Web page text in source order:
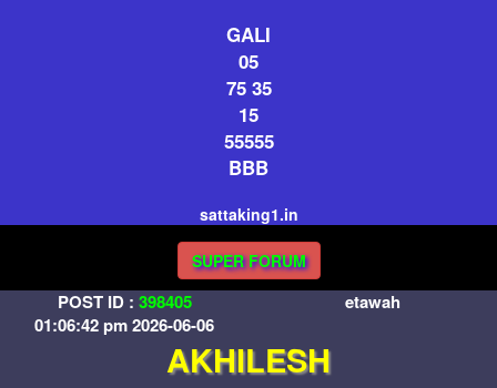
GALI
05
75 35
15
55555
BBB
sattaking1.in
SUPER FORUM
POST ID : 398405
01:06:42 pm 2026-06-06
etawah
AKHILESH